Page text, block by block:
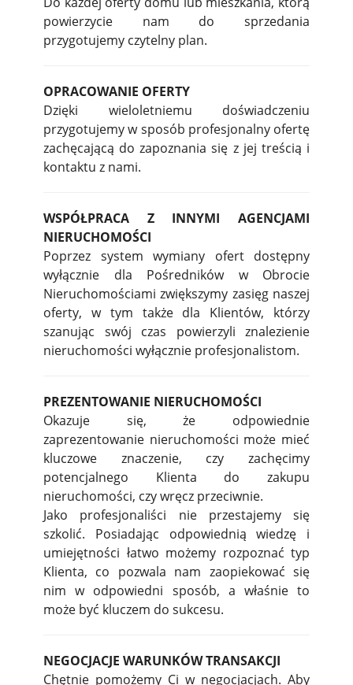
powierzycie nam do sprzedania
przygotujemy czytelny plan.
OPRACOWANIE OFERTY
Dzięki wieloletniemu doświadczeniu
przygotujemy w sposób profesjonalny ofertę
zachęcającą do zapoznania się z jej treścią i
kontaktu z nami.
WSPÓŁPRACA Z INNYMI AGENCJAMI
NIERUCHOMOŚCI
Poprzez system wymiany ofert dostępny
wyłącznie dla Pośredników w Obrocie
Nieruchomościami zwiększymy zasięg naszej
oferty, w tym także dla Klientów, którzy
szanując swój czas powierzyli znalezienie
nieruchomości wyłącznie profesjonalistom.
PREZENTOWANIE NIERUCHOMOŚCI
Okazuje się, że odpowiednie
zaprezentowanie nieruchomości może mieć
kluczowe znaczenie, czy zachęcimy
potencjalnego Klienta do zakupu
nieruchomości, czy wręcz przeciwnie.
Jako profesjonaliści nie przestajemy się
szkolić. Posiadając odpowiednią wiedzę i
umiejętności łatwo możemy rozpoznać typ
Klienta, co pozwala nam zaopiekować się
nim w odpowiedni sposób, a właśnie to
może być kluczem do sukcesu.
NEGOCJACJE WARUNKÓW TRANSAKCJI
Chętnie pomożemy Ci w negocjacjach. Aby